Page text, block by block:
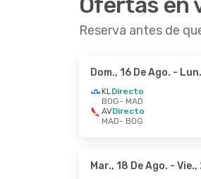
Reserva antes de
Dom., 16 De Ago. -
KLDirecto
BOG- MAD
AVDirecto
MAD- BOG
Mar., 18 De Ago. - Vie.,